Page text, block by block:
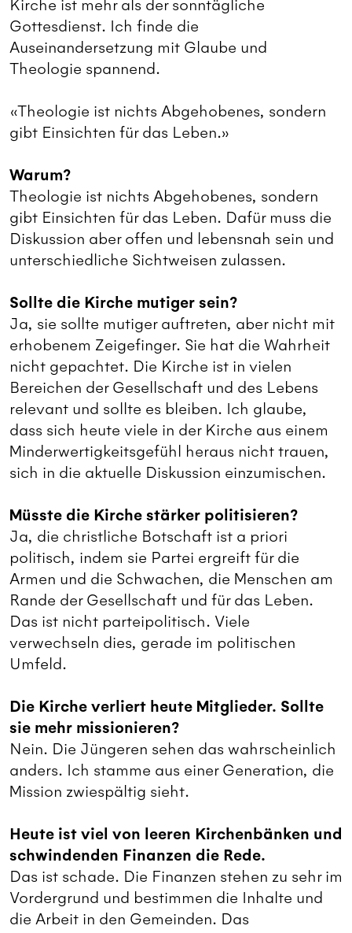
Kirche ist mehr als der sonntägliche
Gottesdienst. Ich finde die
Auseinandersetzung mit Glaube und
Theologie spannend.
«Theologie ist nichts Abgehobenes, sondern
gibt Einsichten für das Leben.»
Warum?
Theologie ist nichts Abgehobenes, sondern
gibt Einsichten für das Leben. Dafür muss die
Diskussion aber offen und lebensnah sein und
unterschiedliche Sichtweisen zulassen.
Sollte die Kirche mutiger sein?
Ja, sie sollte mutiger auftreten, aber nicht mit
erhobenem Zeigefinger. Sie hat die Wahrheit
nicht gepachtet. Die Kirche ist in vielen
Bereichen der Gesellschaft und des Lebens
relevant und sollte es bleiben. Ich glaube,
dass sich heute viele in der Kirche aus einem
Minderwertigkeitsgefühl heraus nicht trauen,
sich in die aktuelle Diskussion einzumischen.
Müsste die Kirche stärker politisieren?
Ja, die christliche Botschaft ist a priori
politisch, indem sie Partei ergreift für die
Armen und die Schwachen, die Menschen am
Rande der Gesellschaft und für das Leben.
Das ist nicht parteipolitisch. Viele
verwechseln dies, gerade im politischen
Umfeld.
Die Kirche verliert heute Mitglieder. Sollte
sie mehr missionieren?
Nein. Die Jüngeren sehen das wahrscheinlich
anders. Ich stamme aus einer Generation, die
Mission zwiespältig sieht.
Heute ist viel von leeren Kirchenbänken und
schwindenden Finanzen die Rede.
Das ist schade. Die Finanzen stehen zu sehr im
Vordergrund und bestimmen die Inhalte und
die Arbeit in den Gemeinden. Das